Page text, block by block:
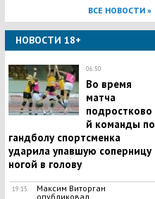
ВСЕ НОВОСТИ »
НОВОСТИ 18+
06:50
Во время
матча
подростково
й команды по
гандболу спортсменка
ударила упавшую соперницу
ногой в голову
19:15
Максим Виторган
опубликовал